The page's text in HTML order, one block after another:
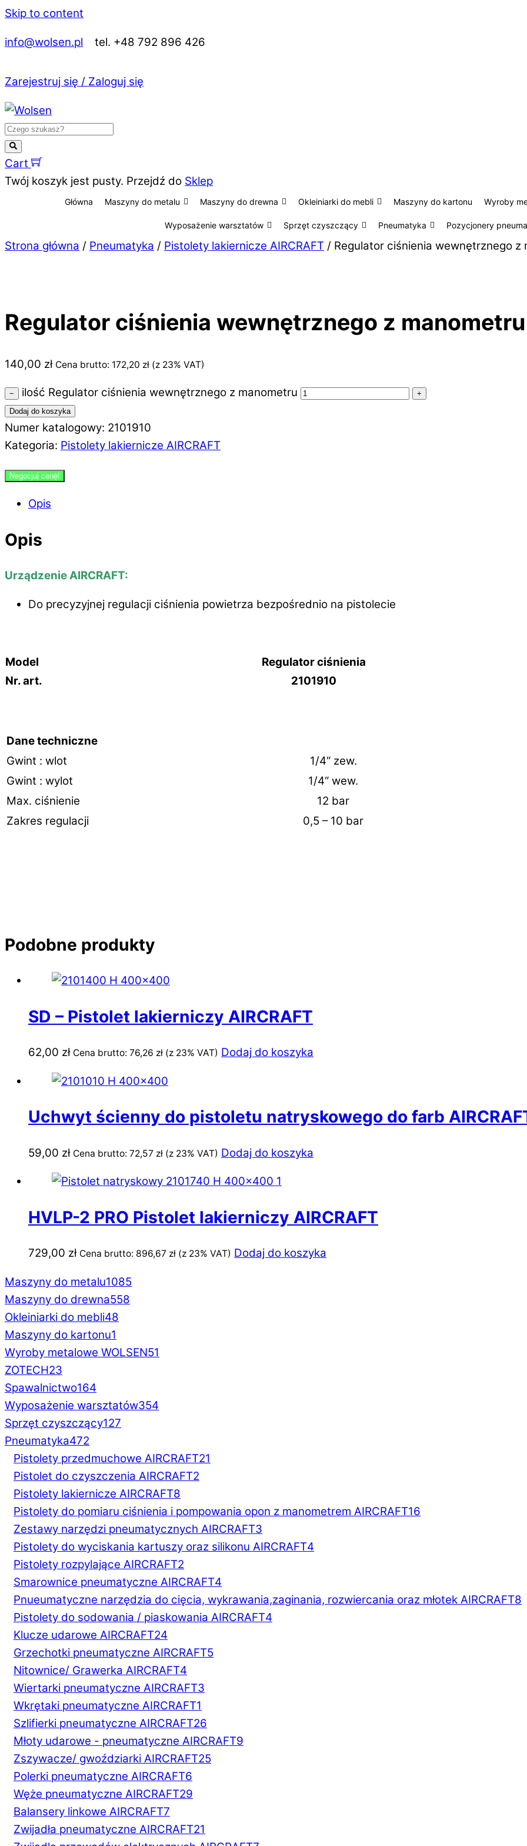
Skip to content
info@wolsen.pl tel. +48 792 896 426
Zarejestruj się / Zaloguj się
Cart
Twój koszyk jest pusty. Przejdź do Sklep
Główna Maszyny do metalu Maszyny do drewna Okleiniarki do mebli Maszyny do kartonu Wyroby
Wyposażenie warsztatów Sprzęt czyszczący Pneumatyka Pozycjonery
Strona główna / Pneumatyka / Pistolety lakiernicze AIRCRAFT / Regulator ciśnienia wewnętrznego z
Regulator ciśnienia wewnętrznego z manometru
140,00 zł Cena brutto: 172,20 zł (z 23% VAT)
− ilość Regulator ciśnienia wewnętrznego z manometru
+
Dodaj do koszyka
Numer katalogowy: 2101910
Kategoria: Pistolety lakiernicze AIRCRAFT
Negocjuj cenę!
Opis
Opis
Urządzenie AIRCRAFT:
Do precyzyjnej regulacji ciśnienia powietrza bezpośrednio na pistolecie
Model
Regulator ciśnienia
Nr. art.
2101910
Dane techniczne
Gwint : wlot
1/4“ zew.
Gwint : wylot
1/4“ wew.
Max. ciśnienie
12 bar
Zakres regulacji
0,5 – 10 bar
Podobne produkty
SD – Pistolet lakierniczy AIRCRAFT
62,00 zł Cena brutto: 76,26 zł (z 23% VAT) Dodaj do koszyka
Uchwyt ścienny do pistoletu natryskowego do farb
59,00 zł Cena brutto: 72,57 zł (z 23% VAT) Dodaj do koszyka
HVLP-2 PRO Pistolet lakierniczy AIRCRAFT
729,00 zł Cena brutto: 896,67 zł (z 23% VAT) Dodaj do koszyka
Maszyny do metalu1085
Maszyny do drewna558
Okleiniarki do mebli48
Maszyny do kartonu1
Wyroby metalowe WOLSEN51
ZOTECH23
Spawalnictwo164
Wyposażenie warsztatów354
Sprzęt czyszczący127
Pneumatyka472
Pistolety przedmuchowe AIRCRAFT21
Pistolet do czyszczenia AIRCRAFT2
Pistolety lakiernicze AIRCRAFT8
Pistolety do pomiaru ciśnienia i pompowania opon z manometrem AIRCRAFT16
Zestawy narzędzi pneumatycznych AIRCRAFT3
Pistolety do wyciskania kartuszy oraz silikonu AIRCRAFT4
Pistolety rozpylające AIRCRAFT2
Smarownice pneumatyczne AIRCRAFT4
Pnueumatyczne narzędzia do cięcia, wykrawania,zaginania, rozwiercania oraz młotek AIRCRAFT8
Pistolety do sodowania / piaskowania AIRCRAFT4
Klucze udarowe AIRCRAFT24
Grzechotki pneumatyczne AIRCRAFT5
Nitownice/ Grawerka AIRCRAFT4
Wiertarki pneumatyczne AIRCRAFT3
Wkrętaki pneumatyczne AIRCRAFT1
Szlifierki pneumatyczne AIRCRAFT26
Młoty udarowe - pneumatyczne AIRCRAFT9
Zszywacze/ gwoździarki AIRCRAFT25
Polerki pneumatyczne AIRCRAFT6
Węże pneumatyczne AIRCRAFT29
Balansery linkowe AIRCRAFT7
Zwijadła pneumatyczne AIRCRAFT21